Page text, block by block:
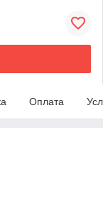
Оплата